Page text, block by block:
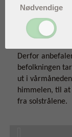
immunsystem.
artikkel satt
immunsystem
Derfor
befolkningen
ut i
himmelen, til at
fra solstrålene.
Nødvendige